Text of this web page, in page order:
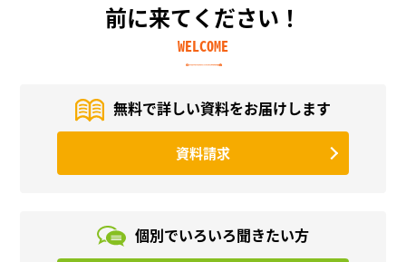
前に来てください！
WELCOME
無料で詳しい資料をお届けします
資料請求
個別でいろいろ聞きたい方